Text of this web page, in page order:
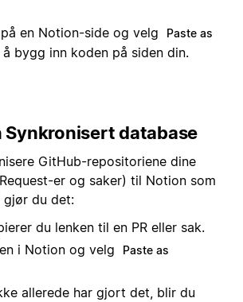
en Notion-side og velg
Paste as
bygg inn koden på siden din.
Synkronisert database
GitHub-repositoriene dine
er og saker) til Notion som
gjør du det:
du lenken til en PR eller sak.
i Notion og velg
Paste as
allerede har gjort det, blir du